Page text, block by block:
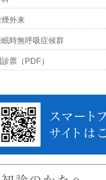
煙外来
眠時無呼吸症候群
診票（PDF）